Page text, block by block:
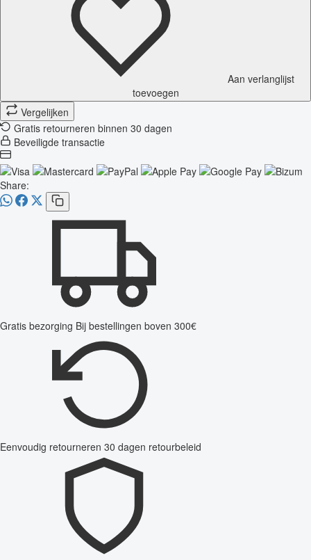
Aan verlanglijst
toevoegen
Vergelijken
Gratis retourneren binnen 30 dagen
Beveiligde transactie
Share:
Gratis bezorging Bij bestellingen boven 300€
Eenvoudig retourneren 30 dagen retourbeleid